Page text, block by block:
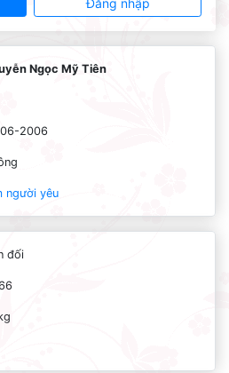
Đăng nhập
Ngọc Mỹ Tiên
2006
người yêu
đối